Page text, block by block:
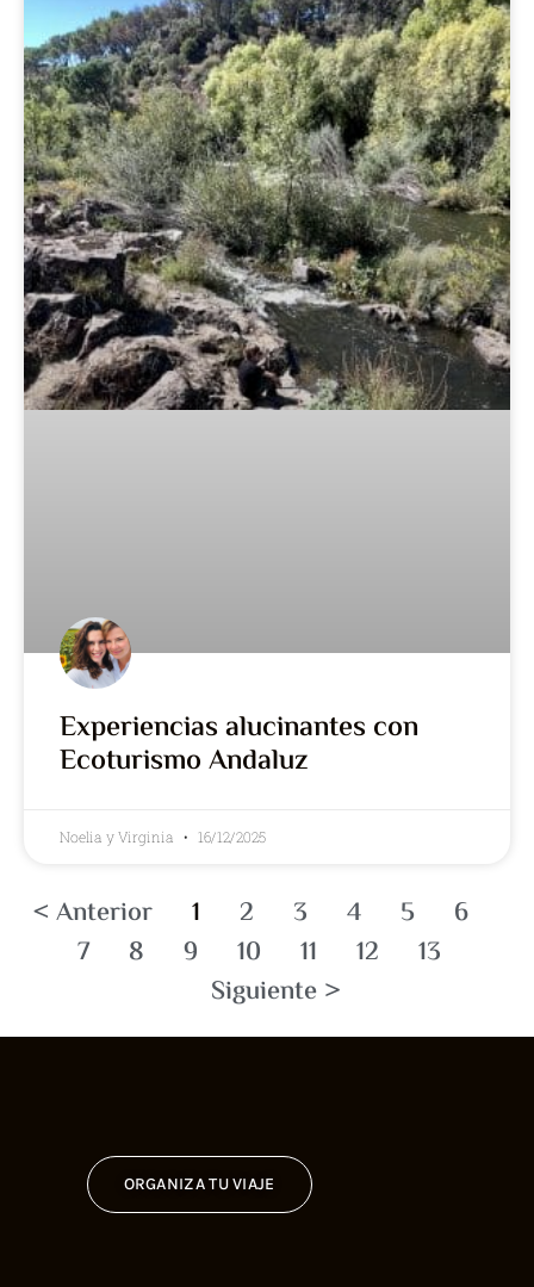
Experiencias alucinantes con
Ecoturismo Andaluz
Noelia y Virginia 16/12/2025
< Anterior 1 2 3 4 5
6
7
8 9 10 11 12
13
Siguiente >
ORGANIZA TU VIAJE